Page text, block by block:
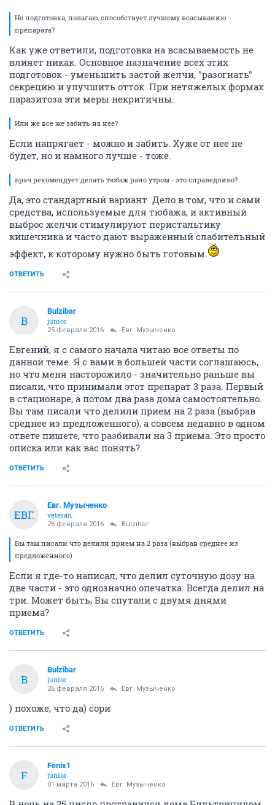
Но подготовка, полагаю, способствует лучшему всасыванию
препарата?
Как уже ответили, подготовка на всасываемость не
влияет никак. Основное назначение всех этих
подготовок - уменьшить застой желчи, "разогнать"
секрецию и улучшить отток. При нетяжелых формах
паразитоза эти меры некритичны.
Или же все же забить на нее?
Если напрягает - можно и забить. Хуже от нее не
будет, но и намного лучше - тоже.
врач рекомендует делать тюбаж рано утром - это справедливо?
Да, это стандартный вариант. Дело в том, что и сами
средства, используемые для тюбажа, и активный
выброс желчи стимулируют перистальтику
кишечника и часто дают выраженный слабительный
эффект, к которому нужно быть готовым.
ОТВЕТИТЬ
B
Bulzibar
junior
25 февраля 2016 Евг. Музыченко
Евгений, я с самого начала читаю все ответы по
данной теме. Я с вами в большей части соглашаюсь,
но что меня насторожило - значительно раньше вы
писали, что принимали этот препарат 3 раза. Первый
в стационаре, а потом два раза дома самостоятельно.
Вы там писали что делили прием на 2 раза (выбрав
среднее из предложенного), а совсем недавно в одном
ответе пишете, что разбивали на 3 приема. Это просто
описка или как вас понять?
ОТВЕТИТЬ
ЕВГ.
Евг. Музыченко
veteran
26 февраля 2016 Bulzibar
Вы там писали что делили прием на 2 раза (выбрав среднее из
предложенного)
Если я где-то написал, что делил суточную дозу на
две части - это однозначно опечатка. Всегда делил на
три. Может быть, Вы спутали с двумя днями
приема?
ОТВЕТИТЬ
B
Bulzibar
junior
26 февраля 2016 Евг. Музыченко
) похоже, что да) сори
ОТВЕТИТЬ
F
Fenix1
junior
01 марта 2016 Евг. Музыченко